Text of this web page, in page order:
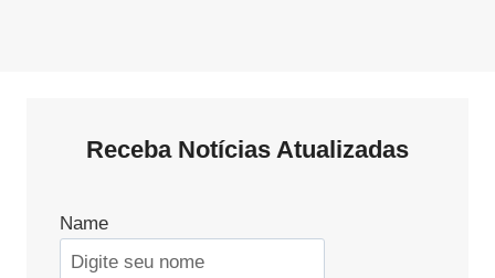
Receba Notícias Atualizadas
Name